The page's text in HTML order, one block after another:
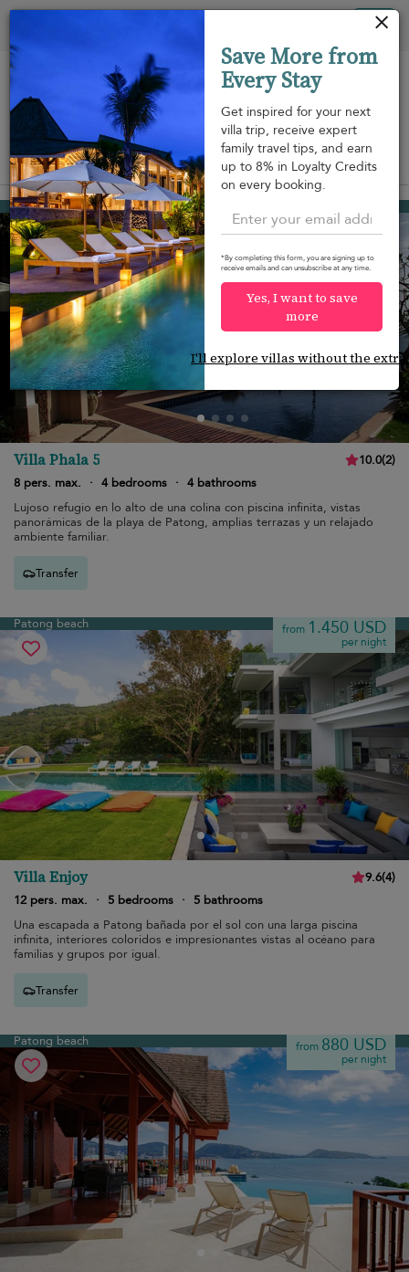
View on map
Patong beach 880 USD
per night
Villa Phala 5 10.0(2)
8 pers. max.
· 4 bedrooms · 4 bathrooms
Lujoso refugio en lo alto de una colina con piscina infinita, vistas
panorámicas de la playa de Patong, amplias terrazas y un relajado
ambiente familiar.
Transfer
Patong beach from 1.450 USD
per night
Villa Enjoy 9.6(4)
12 pers. max.
· 5 bedrooms ·
5 bathrooms
Una escapada a Patong bañada por el sol con una larga piscina
infinita, interiores coloridos e impresionantes vistas al océano para
familias y grupos por igual.
Transfer
Patong beach from 880 USD
per night
Save More from
Every Stay
Get inspired for your next
villa trip, receive expert
family travel tips, and earn
up to 8% in Loyalty Credits
on every booking.
*By completing this form, you are signing up to
receive emails and can unsubscribe at any time.
Yes, I want to save
more
I'll explore villas without the
Panel de gestión de cookies